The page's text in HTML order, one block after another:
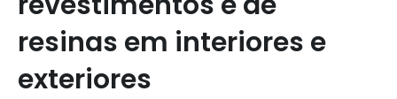
resinas em interiores e
exteriores